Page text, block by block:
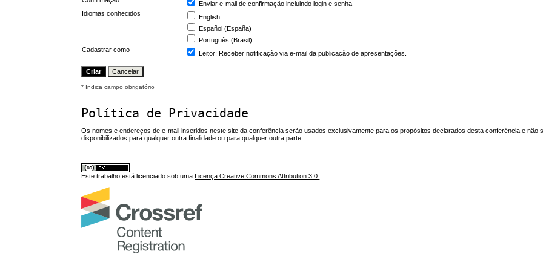
Enviar e-mail de confirmação incluindo login e senha
Idiomas conhecidos
English
Español (España)
Português (Brasil)
Cadastrar como
Leitor: Receber notificação via e-mail da publicação de apresentações.
* Indica campo obrigatório
Política de Privacidade
Os nomes e endereços de e-mail inseridos neste site da conferência serão usados exclusivamente para os propósitos declarados desta conferência e não
disponibilizados para qualquer outra finalidade ou para qualquer outra parte.
Este trabalho está licenciado sob umaLicença Creative Commons Attribution 3.0